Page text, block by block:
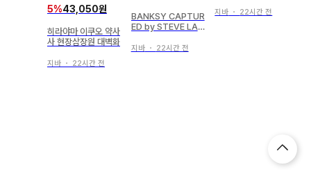
5%43,050원
히라야마 이쿠오 약사
사 현장삼장원 대벽화
지바 ・ 22시간 전
BANKSY CAPTUR
ED by STEVE LAZ
n BOX 포함
지바・ 22시간 전
지바 ・ 22시간 전